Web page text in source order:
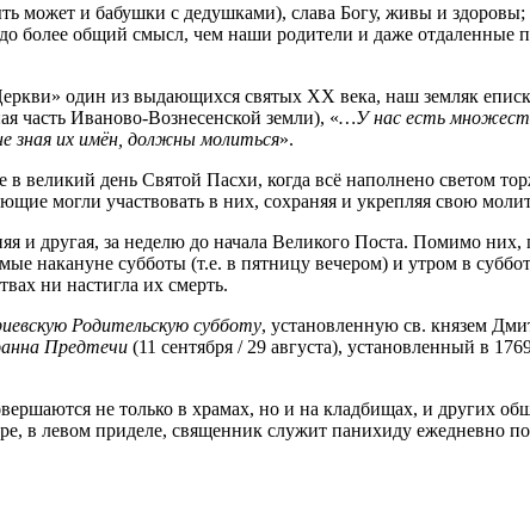
может и бабушки с дедушками), слава Богу, живы и
более общий смысл, чем наши родители и даже отдаленные
один из выдающихся святых ХХ века, наш земляк
часть Иваново-Вознесенской земли), «…У нас есть
зная их имён, должны молиться».
день Святой Пасхи, когда всё наполнено светом
могли участвовать в них, сохраняя и укрепляя свою
и другая, за неделю до начала Великого Поста. Помимо
накануне субботы (т.е. в пятницу вечером) и утром в
ни настигла их смерть.
Родительскую субботу, установленную св. князем
Предтечи (11 сентября / 29 августа), установленный в
не только в храмах, но и на кладбищах, и других
в левом приделе, священник служит панихиду ежедневно